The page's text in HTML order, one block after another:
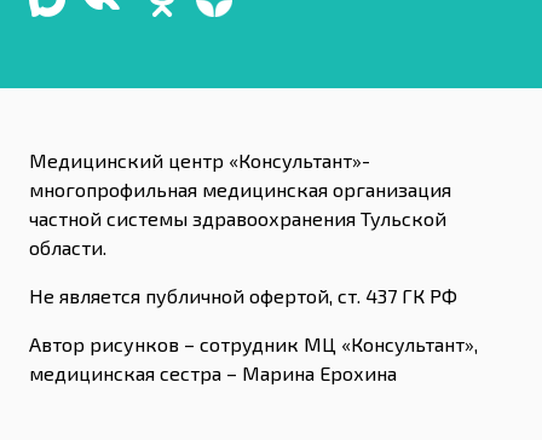
Медицинский центр «Консультант»-
многопрофильная медицинская организация
частной системы здравоохранения Тульской
области.
Не является публичной офертой, ст. 437 ГК РФ
Автор рисунков – сотрудник МЦ «Консультант»,
медицинская сестра – Марина Ерохина